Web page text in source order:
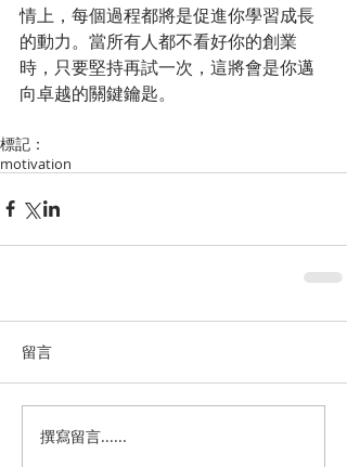
情上，每個過程都將是促進你學習成長
的動力。當所有人都不看好你的創業
時，只要堅持再試一次，這將會是你邁
向卓越的關鍵鑰匙。
標記：
motivation
留言
撰寫留言......